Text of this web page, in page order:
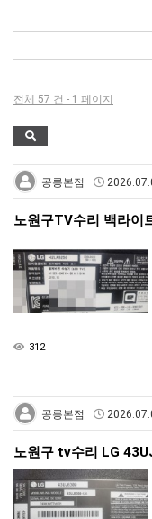
전체 57 건 - 1 페이지
공릉본점
노원구TV수리 백라
312
공릉본점
노원구 tv수리 LG